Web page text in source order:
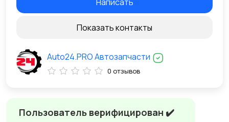
Пользователь верифицирован ✔️
Показать контакты
Auto24.PRO Автозапчасти
0 отзывов